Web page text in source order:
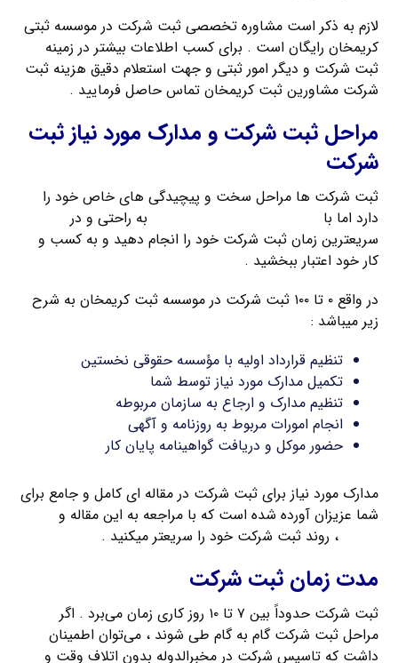
لازم به ذکر است مشاوره تخصصی ثبت شرکت در موسسه ثبتی
کریمخان رایگان است . برای کسب اطلاعات بیشتر در زمینه
ثبت شرکت و دیگر امور ثبتی و جهت استعلام دقیق هزینه ثبت
شرکت مشاورین ثبت کریمخان تماس حاصل فرمایید .
مراحل ثبت شرکت و مدارک مورد نیاز ثبت
شرکت
ثبت شرکت ها مراحل سخت و پیچیدگی های خاص خود را
دارد اما با
به راحتی و در
سریعترین زمان ثبت شرکت خود را انجام دهید و به کسب و
کار خود اعتبار ببخشید .
در واقع ۰ تا ۱۰۰ ثبت شرکت در موسسه ثبت کریمخان به شرح
زیر میباشد :
تنظیم قرارداد اولیه با مؤسسه حقوقی نخستین
تکمیل مدارک مورد نیاز توسط شما
تنظیم مدارک و ارجاع به سازمان مربوطه
انجام امورات مربوط به روزنامه و آگهی
حضور موکل و دریافت گواهینامه پایان کار
مدارک مورد نیاز برای ثبت شرکت در مقاله ای کامل و جامع برای
شما عزیزان آورده شده است که با مراجعه به این مقاله و
، روند ثبت شرکت خود را سریعتر میکنید .
مدت زمان ثبت شرکت
ثبت شرکت حدوداً بین ۷ تا ۱۰ روز کاری زمان می‌برد . اگر
مراحل ثبت شرکت گام به گام طی شوند ، می‌توان اطمینان
داشت که تاسیس شرکت در مخبرالدوله بدون اتلاف وقت و